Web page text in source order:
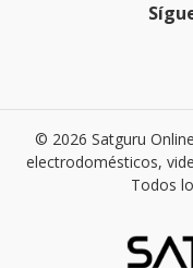
© 2026 Satguru
electrodomésticos,
Todos